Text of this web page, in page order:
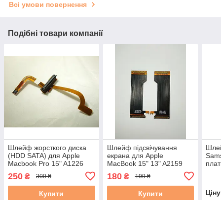
Всі умови повернення
Подібні товари компанії
Шлейф жорсткого диска
(HDD SATA) для Apple
Macbook Pro 15" A1226
A1260 A1150 A1211 (821-
0513-A, 632-0525-A) б/в
250 ₴ 300 ₴
Купити
Шлейф підсвічування
екрана для Apple
MacBook 15" 13" A2159
A2179 A1706 A1932 (821-
00732, 821-00733) Гар 12
м #
180₴ 199 ₴
Купити